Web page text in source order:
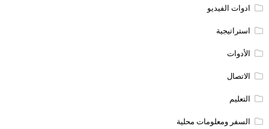
ادوات الفيديو
استراتيجية
الأدوات
الاتصال
التعليم
السفر ومعلومات محلية